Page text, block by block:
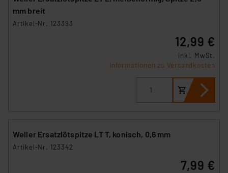
mm breit
Artikel-Nr. 123393
12,99 €
inkl. MwSt.
Informationen zu Versandkosten
Weller Ersatzlötspitze LT T, konisch, 0,6 mm
Artikel-Nr. 123342
7,99 €